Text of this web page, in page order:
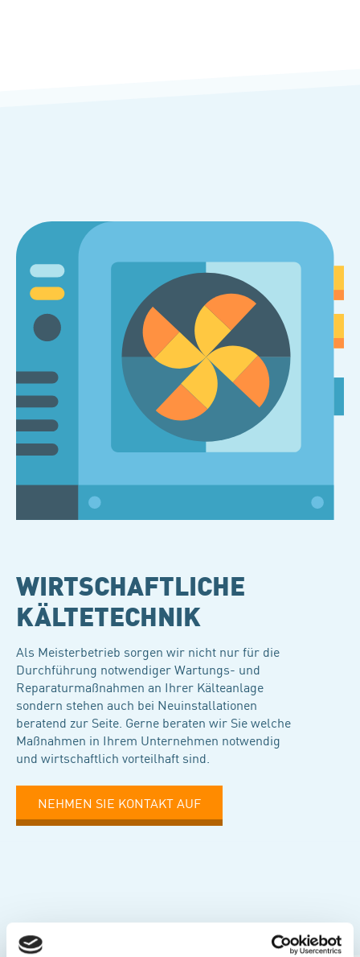
WIRTSCHAFTLICHE
KÄLTETECHNIK
Als Meisterbetrieb sorgen wir nicht nur für die
Durchführung notwendiger Wartungs- und
Reparaturmaßnahmen an Ihrer Kälteanlage
sondern stehen auch bei Neuinstallationen
beratend zur Seite. Gerne beraten wir Sie welche
Maßnahmen in Ihrem Unternehmen notwendig
und wirtschaftlich vorteilhaft sind.
NEHMEN SIE KONTAKT AUF